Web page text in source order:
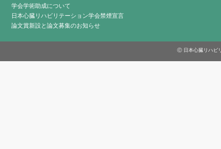
学会学術助成について
日本心臓リハビリテーション学会禁煙宣言
論文賞新設と論文募集のお知らせ
Ⓒ 日本心臓リハビ